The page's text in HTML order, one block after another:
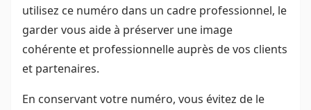
utilisez ce numéro dans un cadre professionnel, le
garder vous aide à préserver une image
cohérente et professionnelle auprès de vos clients
et partenaires.
En conservant votre numéro, vous évitez de le